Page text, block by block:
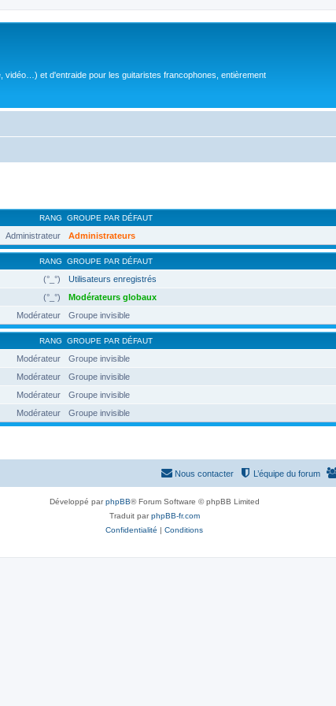
vidéo…) et d'entraide pour les guitaristes francophones, entièrement
RANG GROUPE PAR DÉFAUT
Administrateur Administrateurs
RANG GROUPE PAR DÉFAUT
(°_°) Utilisateurs enregistrés
(°_°)
Modérateurs globaux
Modérateur
Groupe invisible
RANG GROUPE PAR DÉFAUT
Modérateur Groupe invisible
Modérateur
Groupe invisible
Modérateur
Groupe invisible
Modérateur
Groupe invisible
L’équipe du forum
Nous contacter
Développé parphpBB® Forum Software © phpBB Limited
Traduit parphpBB-fr.com
Confidentialité | Conditions